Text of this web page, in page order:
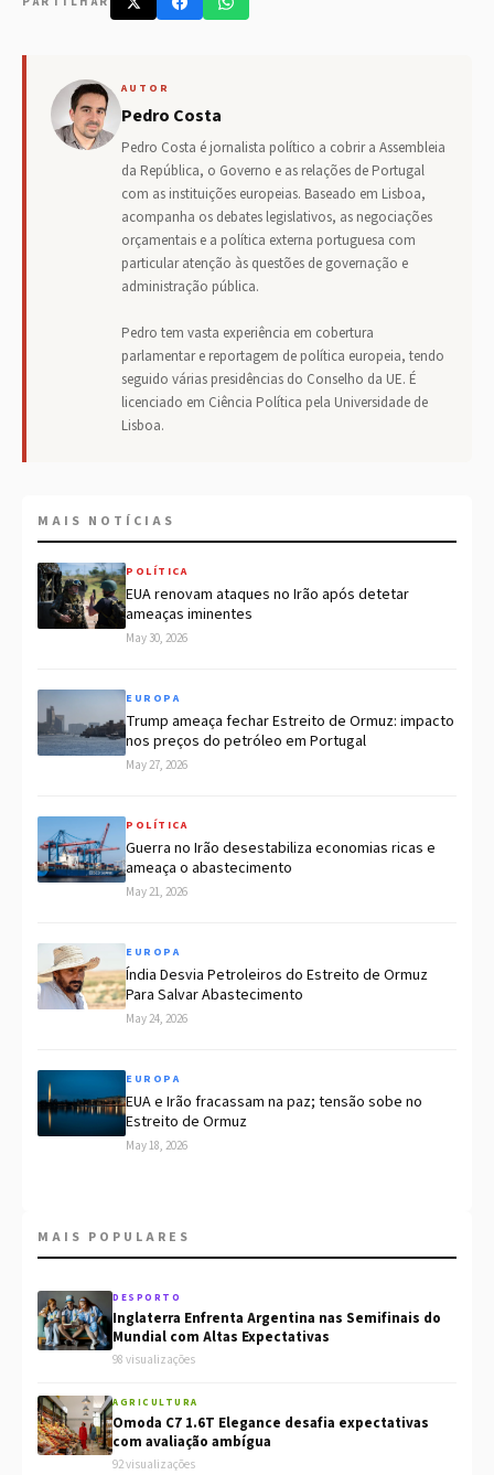
AUTOR
Pedro Costa
Pedro Costa é jornalista político a cobrir a Assembleia
da República, o Governo e as relações de Portugal
com as instituições europeias. Baseado em Lisboa,
acompanha os debates legislativos, as negociações
orçamentais e a política externa portuguesa com
particular atenção às questões de governação e
administração pública.
Pedro tem vasta experiência em cobertura
parlamentar e reportagem de política europeia, tendo
seguido várias presidências do Conselho da UE. É
licenciado em Ciência Política pela Universidade de
Lisboa.
MAIS NOTÍCIAS
POLÍTICA
EUA renovam ataques no Irão após detetar
ameaças iminentes
May 30, 2026
EUROPA
Trump ameaça fechar Estreito de Ormuz: impacto
nos preços do petróleo em Portugal
May 27, 2026
POLÍTICA
Guerra no Irão desestabiliza economias ricas e
ameaça o abastecimento
May 21, 2026
EUROPA
Índia Desvia Petroleiros do Estreito de Ormuz
Para Salvar Abastecimento
May 24, 2026
EUROPA
EUA e Irão fracassam na paz; tensão sobe no
Estreito de Ormuz
May 18, 2026
MAIS POPULARES
DESPORTO
Inglaterra Enfrenta Argentina nas Semifinais do
Mundial com Altas Expectativas
98 visualizações
AGRICULTURA
Omoda C7 1.6T Elegance desafia expectativas
com avaliação ambígua
92 visualizações